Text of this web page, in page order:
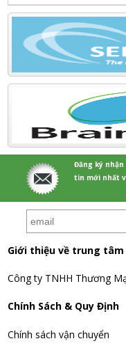
Đăng ký
tin mới nhất
Giới thiệu về trung
Công ty TNHH Thương
Chính Sách & Quy Định
Chính sách vận chuyển